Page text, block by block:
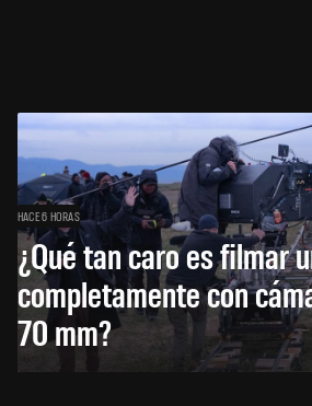
HACE 6 HORAS
¿Qué tan caro es filmar
completamente con
70 mm?